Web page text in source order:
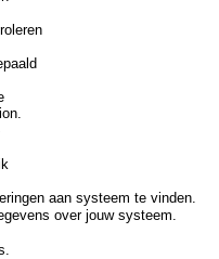
aan systeem te vinden.
over jouw systeem.